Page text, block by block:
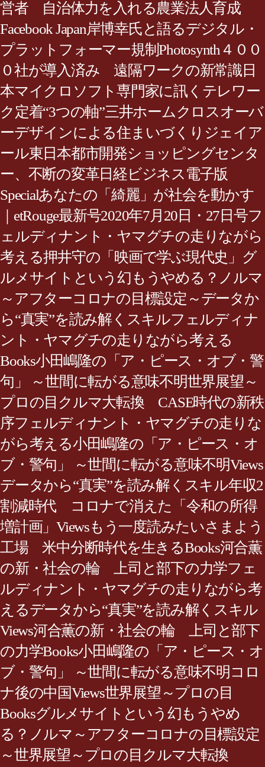
営者 自治体力を入れる農業法人育成
Facebook Japan岸博幸氏と語るデジタル・
プラットフォーマー規制Photosynth４００
０社が導入済み 遠隔ワークの新常識日
本マイクロソフト専門家に訊くテレワー
ク定着“3つの軸”三井ホームクロスオーバ
ーデザインによる住まいづくりジェイア
ール東日本都市開発ショッピングセンタ
ー、不断の変革日経ビジネス電子版
Specialあなたの「綺麗」が社会を動かす
｜etRouge最新号2020年7月20日・27日号フ
ェルディナント・ヤマグチの走りながら
考える押井守の「映画で学ぶ現代史」グ
ルメサイトという幻もうやめる？ノルマ
～アフターコロナの目標設定～データか
ら“真実”を読み解くスキルフェルディナ
ント・ヤマグチの走りながら考える
Books小田嶋隆の「ア・ピース・オブ・警
句」 ～世間に転がる意味不明世界展望～
プロの目クルマ大転換 CASE時代の新秩
序フェルディナント・ヤマグチの走りな
がら考える小田嶋隆の「ア・ピース・オ
ブ・警句」 ～世間に転がる意味不明Views
データから“真実”を読み解くスキル年収2
割減時代 コロナで消えた「令和の所得
増計画」Viewsもう一度読みたいさまよう
工場 米中分断時代を生きるBooks河合薫
の新・社会の輪 上司と部下の力学フェ
ルディナント・ヤマグチの走りながら考
えるデータから“真実”を読み解くスキル
Views河合薫の新・社会の輪 上司と部下
の力学Books小田嶋隆の「ア・ピース・オ
ブ・警句」 ～世間に転がる意味不明コロ
ナ後の中国Views世界展望～プロの目
Booksグルメサイトという幻もうやめ
る？ノルマ～アフターコロナの目標設定
～世界展望～プロの目クルマ大転換